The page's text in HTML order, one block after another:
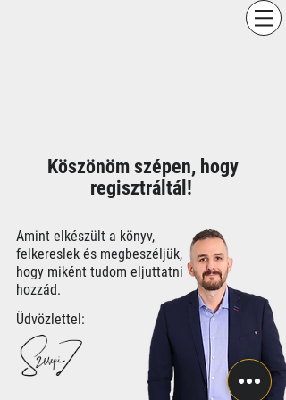
Köszönöm szépen, hogy
regisztráltál!
Amint elkészült a könyv,
felkereslek és megbeszéljük,
hogy miként tudom eljuttatni
hozzád.
Üdvözlettel: